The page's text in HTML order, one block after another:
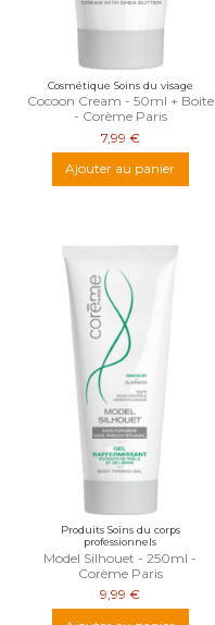
Cosmétique Soins du visage
Cocoon Cream - 50ml + Boite
- Corème Paris
7,99 €
Ajouter au panier
Produits Soins du corps
professionnels
Model Silhouet - 250ml -
Corème Paris
9,99 €